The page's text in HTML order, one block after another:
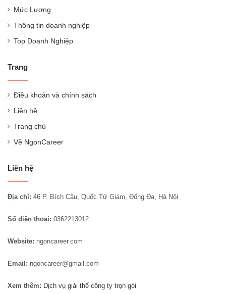
Mức Lương
Thông tin doanh nghiệp
Top Doanh Nghiệp
Trang
Điều khoản và chính sách
Liên hệ
Trang chủ
Về NgonCareer
Liên hệ
Địa chỉ: 46 P. Bích Câu, Quốc Tử Giám, Đống Đa, Hà Nội
Số điện thoại: 0362213012
Website: ngoncareer.com
Email: ngoncareer@gmail.com
Xem thêm: Dịch vụ giải thể công ty trọn gói